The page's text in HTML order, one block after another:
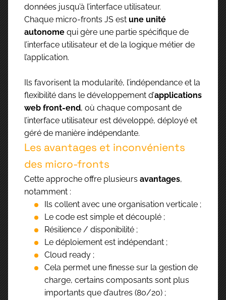
données jusqu’à l’interface utilisateur.
Chaque micro-fronts JS est une unité
autonome qui gère une partie spécifique de
l’interface utilisateur et de la logique métier de
l’application.
Ils favorisent la modularité, l’indépendance et la
flexibilité dans le développement d’applications
web front-end, où chaque composant de
l’interface utilisateur est développé, déployé et
géré de manière indépendante.
Les avantages et inconvénients
des micro-fronts
Cette approche offre plusieurs avantages,
notamment :
Ils collent avec une organisation verticale ;
Le code est simple et découplé ;
Résilience / disponibilité ;
Le déploiement est indépendant ;
Cloud ready ;
Cela permet une finesse sur la gestion de
charge, certains composants sont plus
importants que d’autres (80/20) ;